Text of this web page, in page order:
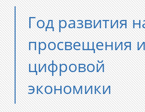
Год развития
просвещения
цифровой
экономики